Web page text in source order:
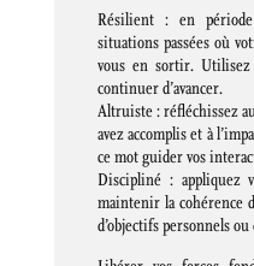
Résilient : en
situations passées où
vous en sortir.
continuer d’avancer.
Altruiste : réfléchissez
avez accomplis et à
ce mot guider vos
Discipliné : appliquez
maintenir la cohérence
d’objectifs personnels